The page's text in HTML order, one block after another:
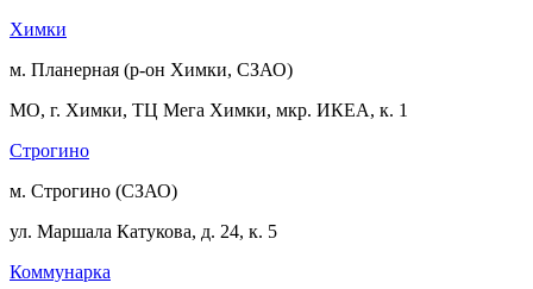
Химки
м. Планерная (р-он Химки, СЗАО)
МО, г. Химки, ТЦ Мега Химки, мкр. ИКЕА, к. 1
Строгино
м. Строгино (СЗАО)
ул. Маршала Катукова, д. 24, к. 5
Коммунарка